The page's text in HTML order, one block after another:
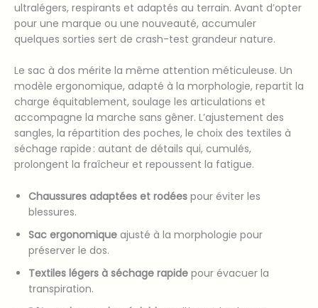
ultralégers, respirants et adaptés au terrain. Avant d’opter
pour une marque ou une nouveauté, accumuler
quelques sorties sert de crash-test grandeur nature.
Le sac à dos mérite la même attention méticuleuse. Un
modèle ergonomique, adapté à la morphologie, repartit la
charge équitablement, soulage les articulations et
accompagne la marche sans gêner. L’ajustement des
sangles, la répartition des poches, le choix des textiles à
séchage rapide : autant de détails qui, cumulés,
prolongent la fraîcheur et repoussent la fatigue.
Chaussures adaptées et rodées pour éviter les
blessures.
Sac ergonomique ajusté à la morphologie pour
préserver le dos.
Textiles légers à séchage rapide pour évacuer la
transpiration.